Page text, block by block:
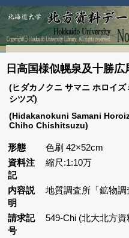
日高国様似幌泉及十勝広
(ヒダカノクニ サマニ ホロイ
シツズ)
(Hidakanokuni Samani
Chiho Chishitsuzu)
形態
色刷 42×52cm
資料注
記
縮尺:1:10万
内容説
明
地質調査所「鉱物調
請求記
号
549-Chi (北大北方資